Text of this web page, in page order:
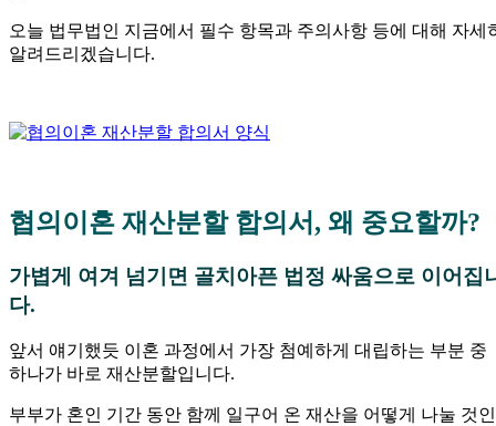
오늘 법무법인 지금에서 필수 항목과 주의사항 등에 대해 자세
알려드리겠습니다.
협의이혼 재산분할 합의서, 왜 중요할까?
가볍게 여겨 넘기면 골치아픈 법정 싸움으로 이어집
다.
앞서 얘기했듯 이혼 과정에서 가장 첨예하게 대립하는 부분 중
하나가 바로 재산분할입니다.
부부가 혼인 기간 동안 함께 일구어 온 재산을 어떻게 나눌 것인